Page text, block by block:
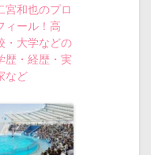
宮和也のプロ
ィール！高
・大学などの
歴・経歴・実
など